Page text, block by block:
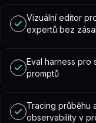
Vizuální editor
expertů bez
Eval harness pro
promptů
Tracing průběhu
observability v